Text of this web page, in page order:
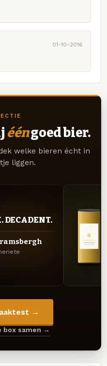
01-10-2016
ééngoed bier.
welke bieren écht in
liggen.
DECADENT.
→
box samen →